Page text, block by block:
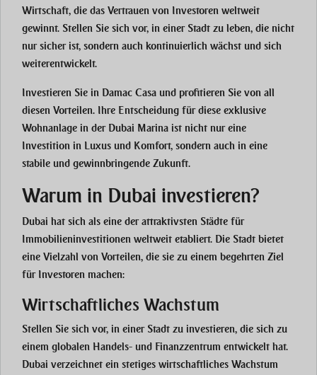
Wirtschaft, die das Vertrauen von Investoren weltweit
gewinnt. Stellen Sie sich vor, in einer Stadt zu leben, die nicht
nur sicher ist, sondern auch kontinuierlich wächst und sich
weiterentwickelt.
Investieren Sie in Damac Casa und profitieren Sie von all
diesen Vorteilen. Ihre Entscheidung für diese exklusive
Wohnanlage in der Dubai Marina ist nicht nur eine
Investition in Luxus und Komfort, sondern auch in eine
stabile und gewinnbringende Zukunft.
Warum in Dubai investieren?
Dubai hat sich als eine der attraktivsten Städte für
Immobilieninvestitionen weltweit etabliert. Die Stadt bietet
eine Vielzahl von Vorteilen, die sie zu einem begehrten Ziel
für Investoren machen:
Wirtschaftliches Wachstum
Stellen Sie sich vor, in einer Stadt zu investieren, die sich zu
einem globalen Handels- und Finanzzentrum entwickelt hat.
Dubai verzeichnet ein stetiges wirtschaftliches Wachstum